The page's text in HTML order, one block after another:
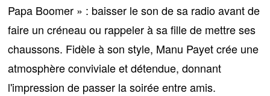
Papa Boomer » : baisser le son de sa radio avant de
faire un créneau ou rappeler à sa fille de mettre ses
chaussons. Fidèle à son style, Manu Payet crée une
atmosphère conviviale et détendue,donnant
l'impression de passer la soirée entre amis.